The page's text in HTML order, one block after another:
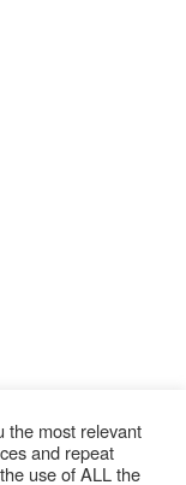
the most relevant
and repeat
use of ALL the